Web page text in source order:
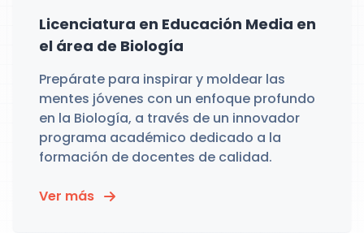
Licenciatura en Educación Media en
el área de Biología
Prepárate para inspirar y moldear las
mentes jóvenes con un enfoque profundo
en la Biología, a través de un innovador
programa académico dedicado a la
formación de docentes de calidad.
Ver más